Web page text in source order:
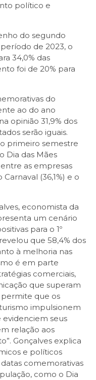
político e
do segundo
de 2023, o
34,0% das
foi de 20% para
do
ao do ano
opinião 31,9% dos
serão iguais.
primeiro semestre
Dia das Mães
as empresas
(36,1%) e o
economista da
um cenário
para o 1º
que 58,4% dos
à melhoria nas
é em parte
comerciais,
que superam
permite que os
impulsionem
evidenciem seus
relação aos
Gonçalves explica
e políticos
comemorativas
como o Dia